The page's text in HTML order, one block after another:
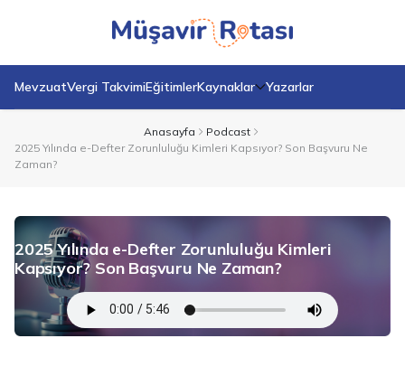
MevzuatVergi TakvimiEğitimlerKaynaklar Yazarlar
Anasayfa
Podcast
2025 Yılında e-Defter Zorunluluğu Kimleri Kapsıyor? Son Başvuru Ne
Zaman?
2025 Yılında e-Defter Zorunluluğu Kimleri
Kapsıyor? Son Başvuru Ne Zaman?